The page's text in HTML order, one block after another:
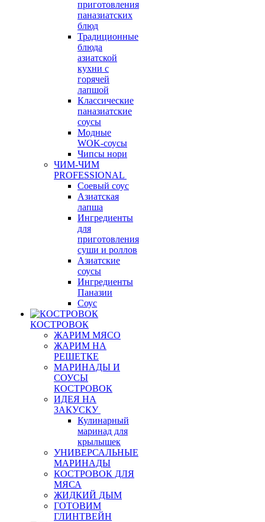
приготовления
паназиатских
блюд
Традиционные
блюда
азиатской
кухни с
горячей
лапшой
Классические
паназиатские
соусы
Модные
WOK-соусы
Чипсы нори
ЧИМ-ЧИМ
PROFESSIONAL
Соевый соус
Азиатская
лапша
Ингредиенты
для
приготовления
суши и роллов
Азиатские
соусы
Ингредиенты
Паназии
Соус
КОСТРОВОК
ЖАРИМ МЯСО
ЖАРИМ НА
РЕШЕТКЕ
МАРИНАДЫ И
СОУСЫ
КОСТРОВОК
ИДЕЯ НА
ЗАКУСКУ
Кулинарный
маринад для
крылышек
УНИВЕРСАЛЬНЫЕ
МАРИНАДЫ
КОСТРОВОК ДЛЯ
МЯСА
ЖИДКИЙ ДЫМ
ГОТОВИМ
ГЛИНТВЕЙН